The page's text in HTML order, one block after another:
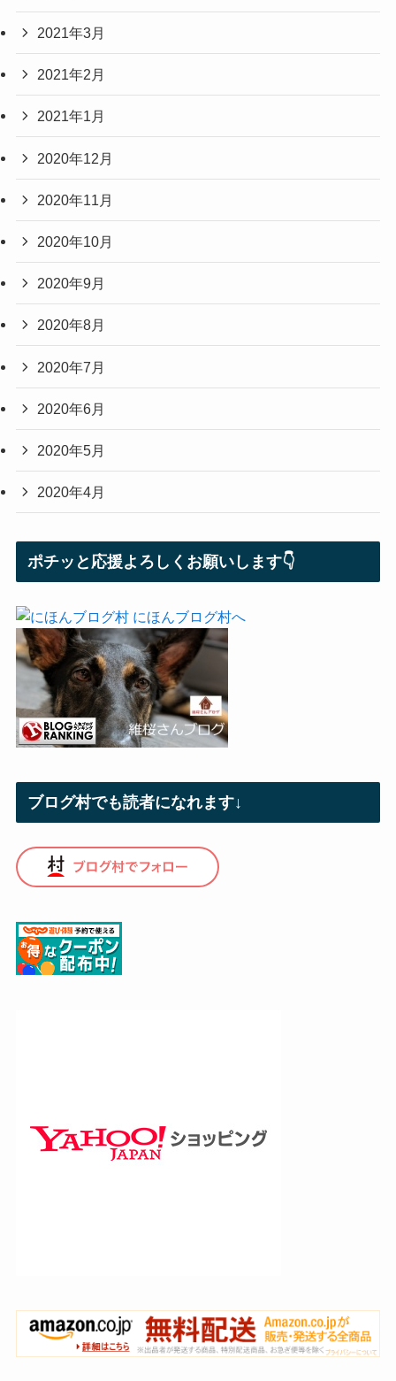
2021年3月
2021年2月
2021年1月
2020年12月
2020年11月
2020年10月
2020年9月
2020年8月
2020年7月
2020年6月
2020年5月
2020年4月
ポチッと応援よろしくお願いします👇
ブログ村でも読者になれます↓